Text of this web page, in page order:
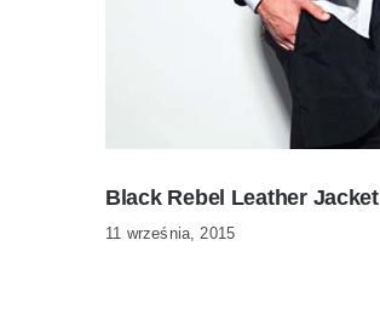
Black Rebel Leather Jacket
11 września, 2015